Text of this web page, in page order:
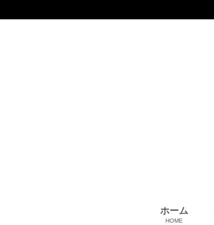
ホーム
HOME